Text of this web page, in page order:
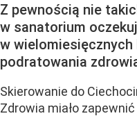
Z pewnością nie
w sanatorium
w
podratowania
Skierowanie do
Zdrowia miało